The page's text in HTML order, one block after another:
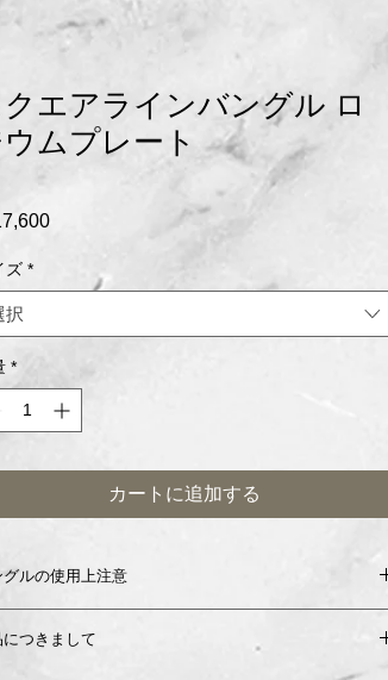
エアラインバングル ロ
ムプレート
価
ズ *
択
*
カートに追加する
グルの使用上注意
ださい。サイズは手首回りとして区切っています。
につきまして